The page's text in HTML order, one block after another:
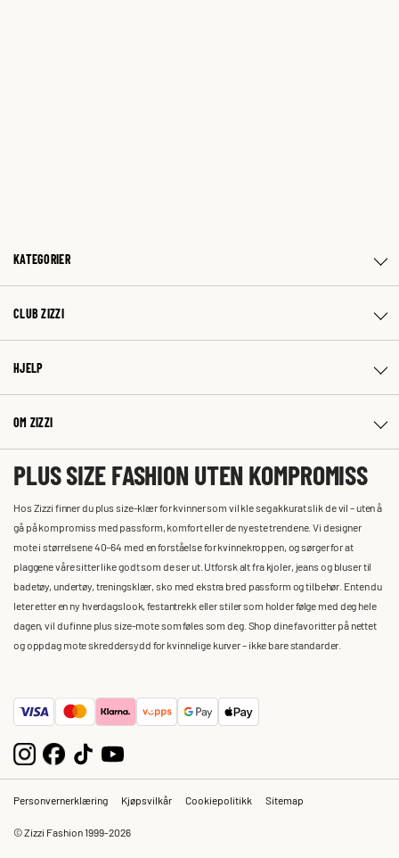
KATEGORIER
CLUB ZIZZI
HJELP
OM ZIZZI
PLUS SIZE FASHION UTEN KOMPROMISS
Hos Zizzi finner du plus size-klær for kvinner som vil kle seg akkurat slik de vil – uten å
gå på kompromiss med passform, komfort eller de nyeste trendene. Vi designer
mote i størrelsene 40–64 med en forståelse for kvinnekroppen, og sørger for at
plaggene våre sitter like godt som de ser ut. Utforsk alt fra kjoler, jeans og bluser til
badetøy, undertøy, treningsklær, sko med ekstra bred passform og tilbehør. Enten du
leter etter en ny hverdagslook, festantrekk eller stiler som holder følge med deg hele
dagen, vil du finne plus size-mote som føles som deg. Shop dine favoritter på nettet
og oppdag mote skreddersydd for kvinnelige kurver – ikke bare standarder.
Personvernerklæring Kjøpsvilkår Cookiepolitikk Sitemap
© Zizzi Fashion 1999-2026